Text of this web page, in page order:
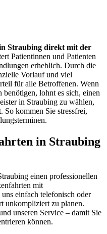
Straubing direkt mit der
Patientinnen und Patienten
erheblich. Durch die
Vorlauf und viel
für alle Betroffenen. Wenn
benötigen, lohnt es sich, einen
in Straubing zu wählen,
So kommen Sie stressfrei,
in Straubing
einen professionellen
mit
einfach telefonisch oder
unkompliziert zu planen.
unseren Service – damit Sie
können.